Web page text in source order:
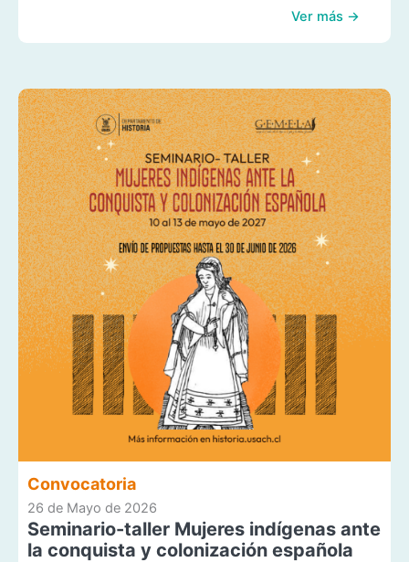
Ver más →
Convocatoria
26 de Mayo de 2026
Seminario-taller Mujeres indígenas ante
la conquista y colonización española